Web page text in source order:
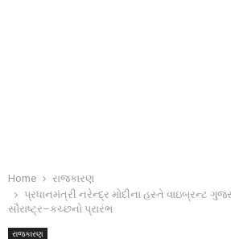
Home
રાજકારણ
પ્રધાનમંત્રી નરેન્દ્ર મોદીના હસ્તે વાઇબ્રન્ટ
સૌરાષ્ટ્ર–કચ્છનો પ્રારંભ
રાજકારણ